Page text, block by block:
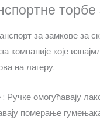
за замкове за
компаније које
на лагеру.
: Ручке омогућавају
померање